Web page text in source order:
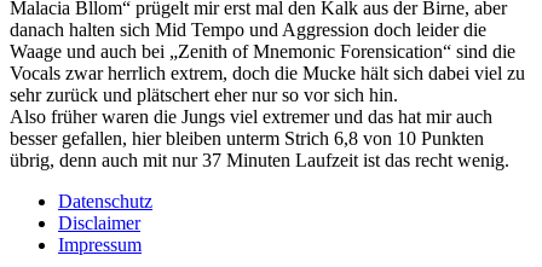
Malacia Bllom“ prügelt mir erst mal den Kalk aus der Birne, aber
danach halten sich Mid Tempo und Aggression doch leider die
Waage und auch bei „Zenith of Mnemonic Forensication“ sind die
Vocals zwar herrlich extrem, doch die Mucke hält sich dabei viel zu
sehr zurück und plätschert eher nur so vor sich hin.
Also früher waren die Jungs viel extremer und das hat mir auch
besser gefallen, hier bleiben unterm Strich 6,8 von 10 Punkten
übrig, denn auch mit nur 37 Minuten Laufzeit ist das recht wenig.
Datenschutz
Disclaimer
Impressum